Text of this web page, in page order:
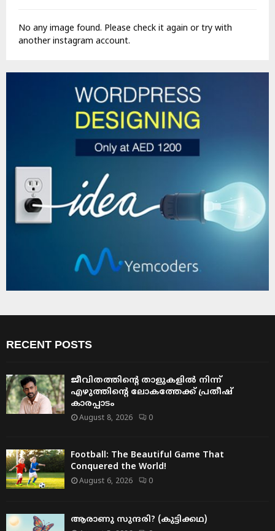
No any image found. Please check it again or try with
another instagram account.
RECENT POSTS
ജീവിതത്തിന്റെ താളുകളിൽ നിന്ന്
എഴുത്തിന്റെ ലോകത്തേക്ക് പ്രതീഷ്
കാരപ്പാടം
August 8, 2026 0
Football: The Beautiful Game That
Conquered the World!
August 6, 2026 0
ആരാണു സുന്ദരി? (കുട്ടിക്കഥ)